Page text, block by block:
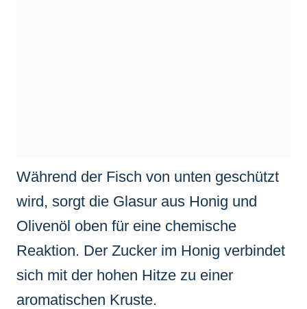
Während der Fisch von unten geschützt
wird, sorgt die Glasur aus Honig und
Olivenöl oben für eine chemische
Reaktion. Der Zucker im Honig verbindet
sich mit der hohen Hitze zu einer
aromatischen Kruste.